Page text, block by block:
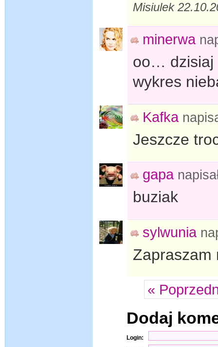
Misiulek
minerwa
oo… dzisiaj
wykres
Kafka
Jeszcze
gapa
buziak
sylwunia
Zapraszam
«
Dodaj
Login: